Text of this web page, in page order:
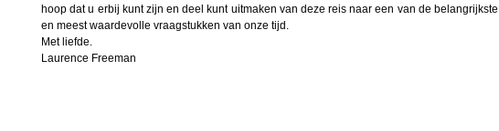
hoop dat u erbij kunt zijn en deel kunt uitmaken van deze reis naar een van de belangrijkste
en meest waardevolle vraagstukken van onze tijd.
Met liefde.
Laurence Freeman